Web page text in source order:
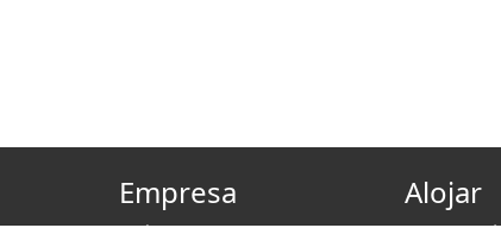
Empresa
Quiénes somos
Alojar
Hazte